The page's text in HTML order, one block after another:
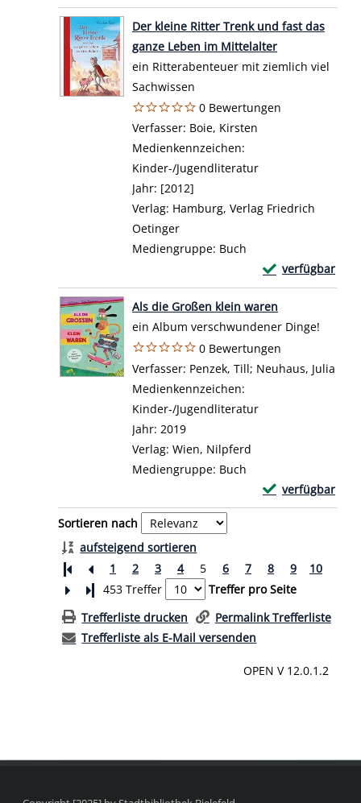
Zum Download
Der kleine Ritter Trenk und fast das
ganze Leben im Mittelalter
ein Ritterabenteuer mit ziemlich viel
Sachwissen
0 Bewertungen
Verfasser: Boie, Kirsten
Medienkennzeichen:
Kinder-/Jugendliteratur
Jahr: [2012]
Verlag: Hamburg, Verlag Friedrich
Oetinger
Mediengruppe: Buch
verfügbar
Exemplar-
Zum Download
Als die Großen klein waren
ein Album verschwundener Dinge!
0 Bewertungen
Verfasser: Penzek, Till; Neuhaus, Julia
Medienkennzeichen:
Kinder-/Jugendliteratur
Jahr: 2019
Verlag: Wien, Nilpferd
Mediengruppe: Buch
verfügbar
Exemplar-
Zum Download
Zu den Suchfiltern springen
Sortieren nach
aufsteigend sortieren
1
2 3 4 5 6 7 8 9
10
Letzte Seite
453 Treffer
Treffer pro Seite
Trefferliste drucken
Permalink Trefferliste
Trefferliste als E-Mail versenden
OPEN V 12.0.1.2